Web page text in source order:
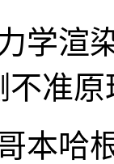
学渲
准
本哈